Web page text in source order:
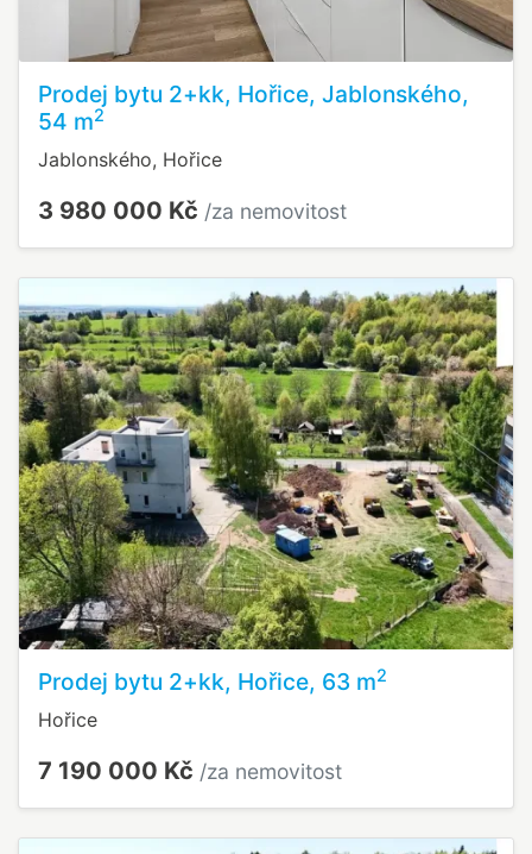
Prodej bytu 2+kk, Hořice, Jablonského,
54 m2
Jablonského, Hořice
3 980 000 Kč /za nemovitost
Prodej bytu 2+kk, Hořice, 63 m2
Hořice
7 190 000 Kč /za nemovitost